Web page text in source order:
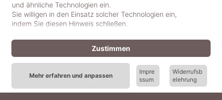
© 2018-2025 dekoster GmbH
und ähnliche Technologien ein.
Sie willigen in den Einsatz solcher Technologien ein,
indem Sie diesen Hinweis schließen.
Mehr erfahren und anpassen
Impre
ssum
Widerrufsb
elehrung
Zustimmen